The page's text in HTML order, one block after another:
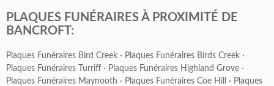
PLAQUES FUNÉRAIRES À PROXIMITÉ DE
BANCROFT:
Plaques Funéraires Bird Creek · Plaques Funéraires Birds Creek ·
Plaques Funéraires Turriff · Plaques Funéraires Highland Grove ·
Plaques Funéraires Maynooth · Plaques Funéraires Coe Hill · Plaques